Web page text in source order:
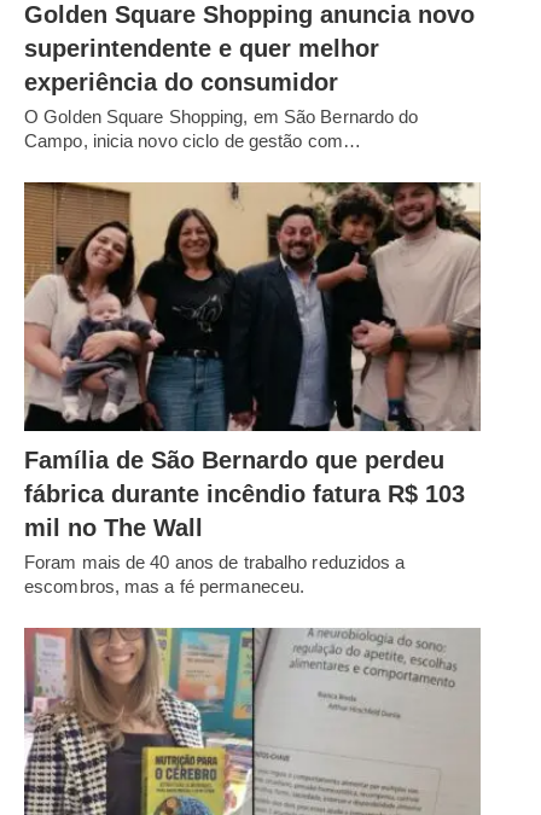
Golden Square Shopping anuncia novo
superintendente e quer melhor
experiência do consumidor
O Golden Square Shopping, em São Bernardo do
Campo, inicia novo ciclo de gestão com…
Família de São Bernardo que perdeu
fábrica durante incêndio fatura R$ 103
mil no The Wall
Foram mais de 40 anos de trabalho reduzidos a
escombros, mas a fé permaneceu.